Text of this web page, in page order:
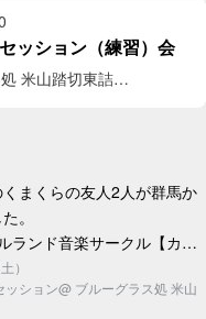
ッション（練習）会
米山踏切東詰
まくらの友人2人が群馬か
。
ランド音楽サークル【カパ
おり、隣県同士の交流を深
めるいい機会となりました。
）
ション@ ブルーグラス処 米山